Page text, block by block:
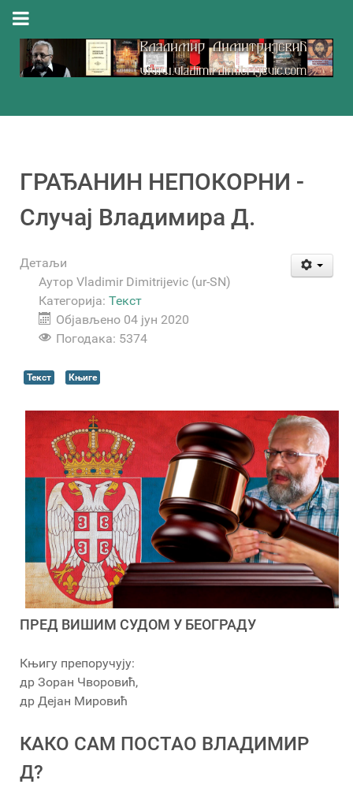
ГРАЂАНИН НЕПОКОРНИ -
Случај Владимира Д.
Детаљи
Аутор Vladimir Dimitrijevic (ur-SN)
Категорија: Текст
Објављено 04 јун 2020
Погодака: 5374
Текст Књиге
ПРЕД ВИШИМ СУДОМ У БЕОГРАДУ
Књигу препоручују:
др Зоран Чворовић,
др Дејан Мировић
КАКО САМ ПОСТАО ВЛАДИМИР
Д?